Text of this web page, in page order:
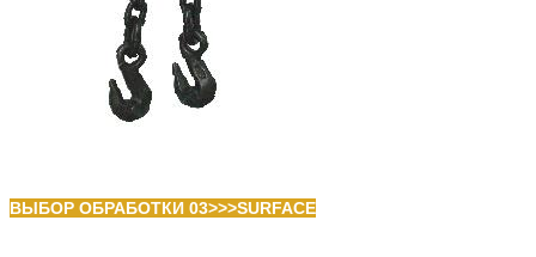
ВЫБОР ОБРАБОТКИ 03>>>SURFACE